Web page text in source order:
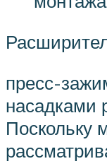
пресс-
насадками
Поскольку